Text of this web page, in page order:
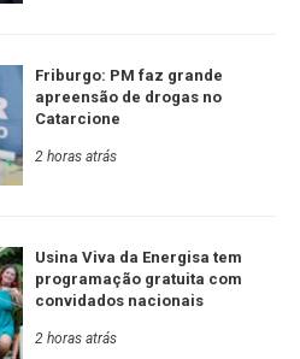
Friburgo: PM faz grande
apreensão de drogas no
Catarcione
2 horas atrás
Usina Viva da Energisa tem
programação gratuita com
convidados nacionais
2 horas atrás